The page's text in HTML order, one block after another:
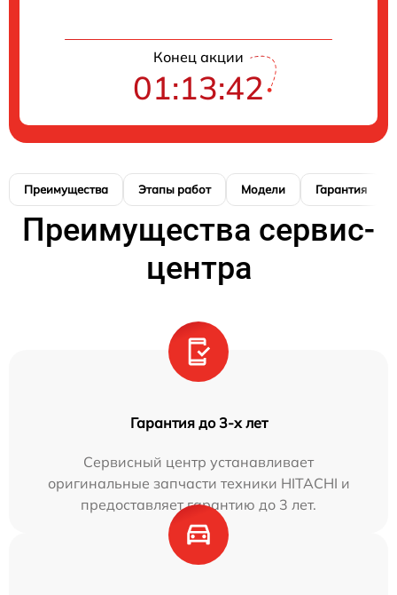
Конец акции
01:13:41
Преимущества Этапы работ Модели Гарантия
Преимущества сервис-
центра
Гарантия до 3-х лет
Сервисный центр устанавливает
оригинальные запчасти техники HITACHI и
предоставляет гарантию до 3 лет.